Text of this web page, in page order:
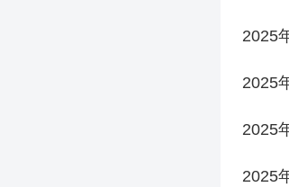
2025
2025
2025
2025